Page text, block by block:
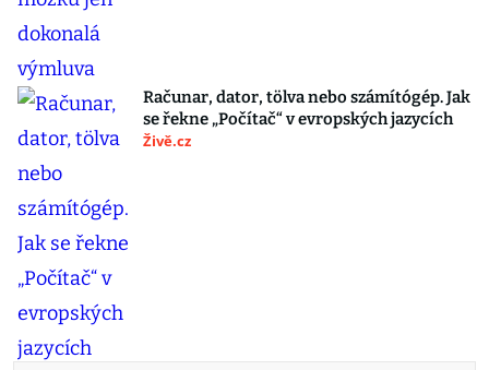
Računar, dator, tölva nebo számítógép. Jak
se řekne „Počítač“ v evropských jazycích
Živě.cz